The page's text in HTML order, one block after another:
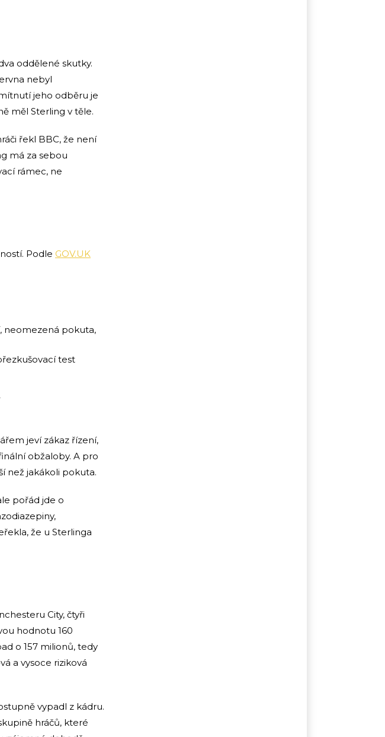
oddělené skutky.
nebyl
jeho odběru je
měl Sterling v těle.
řekl BBC, že není
má za sebou
rámec, ne
Podle GOV.UK
neomezená pokuta,
test
jeví zákaz řízení,
obžaloby. A pro
než jakákoli pokuta.
pořád jde o
že u Sterlinga
City, čtyři
hodnotu 160
o 157 milionů, tedy
a vysoce riziková
vypadl z kádru.
hráčů, které